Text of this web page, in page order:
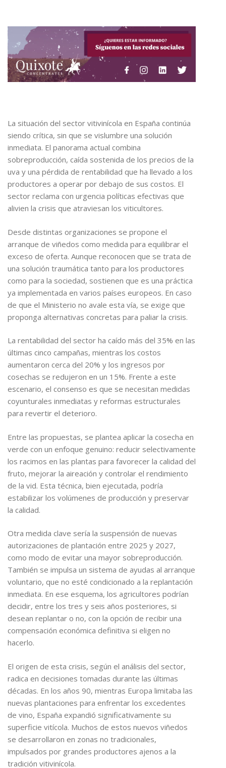
La situación del sector vitivinícola en España continúa
siendo crítica, sin que se vislumbre una solución
inmediata. El panorama actual combina
sobreproducción, caída sostenida de los precios de la
uva y una pérdida de rentabilidad que ha llevado a los
productores a operar por debajo de sus costos. El
sector reclama con urgencia políticas efectivas que
alivien la crisis que atraviesan los viticultores.
Desde distintas organizaciones se propone el
arranque de viñedos como medida para equilibrar el
exceso de oferta. Aunque reconocen que se trata de
una solución traumática tanto para los productores
como para la sociedad, sostienen que es una práctica
ya implementada en varios países europeos. En caso
de que el Ministerio no avale esta vía, se exige que
proponga alternativas concretas para paliar la crisis.
La rentabilidad del sector ha caído más del 35% en las
últimas cinco campañas, mientras los costos
aumentaron cerca del 20% y los ingresos por
cosechas se redujeron en un 15%. Frente a este
escenario, el consenso es que se necesitan medidas
coyunturales inmediatas y reformas estructurales
para revertir el deterioro.
Entre las propuestas, se plantea aplicar la cosecha en
verde con un enfoque genuino: reducir selectivamente
los racimos en las plantas para favorecer la calidad del
fruto, mejorar la aireación y controlar el rendimiento
de la vid. Esta técnica, bien ejecutada, podría
estabilizar los volúmenes de producción y preservar
la calidad.
Otra medida clave sería la suspensión de nuevas
autorizaciones de plantación entre 2025 y 2027,
como modo de evitar una mayor sobreproducción.
También se impulsa un sistema de ayudas al arranque
voluntario, que no esté condicionado a la replantación
inmediata. En ese esquema, los agricultores podrían
decidir, entre los tres y seis años posteriores, si
desean replantar o no, con la opción de recibir una
compensación económica definitiva si eligen no
hacerlo.
El origen de esta crisis, según el análisis del sector,
radica en decisiones tomadas durante las últimas
décadas. En los años 90, mientras Europa limitaba las
nuevas plantaciones para enfrentar los excedentes
de vino, España expandió significativamente su
superficie vitícola. Muchos de estos nuevos viñedos
se desarrollaron en zonas no tradicionales,
impulsados por grandes productores ajenos a la
tradición vitivinícola.